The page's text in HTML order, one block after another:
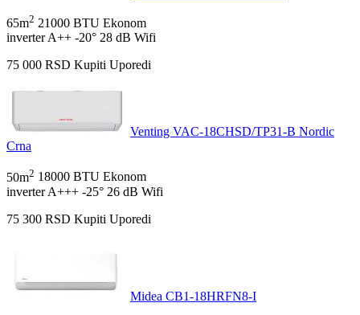
65m2 21000 BTU Ekonom
inverter A++ -20° 28 dB Wifi
75 000 RSD Kupiti Uporedi
Venting VAC-18CHSD/TP31-B Nordic
Crna
50m2 18000 BTU Ekonom
inverter A+++ -25° 26 dB Wifi
75 300 RSD Kupiti Uporedi
Midea CB1-18HRFN8-I